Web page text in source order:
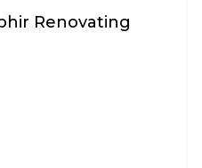
Renovating